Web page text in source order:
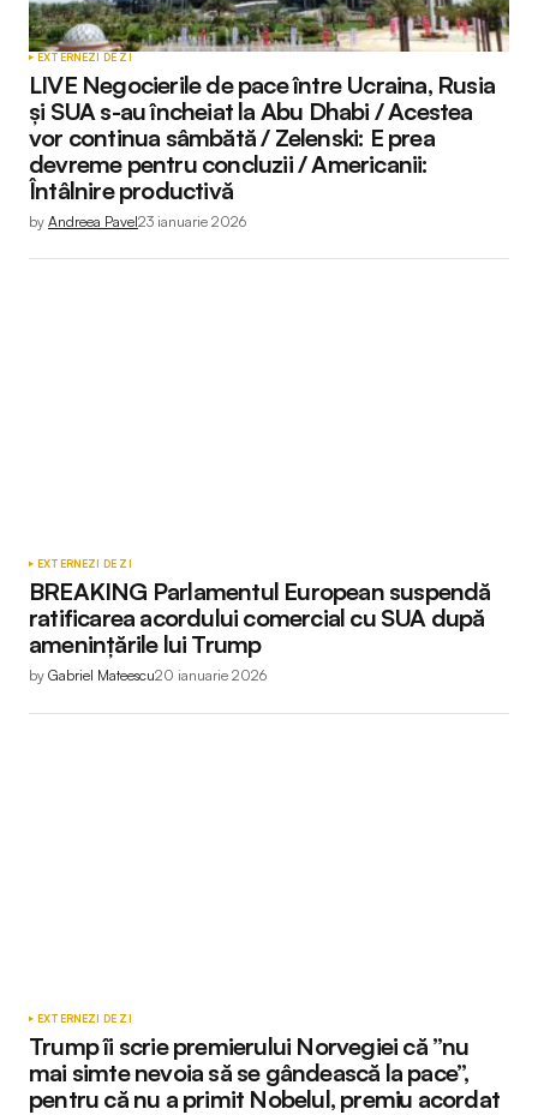
EXTERNEZI DE ZI
LIVE Negocierile de pace între Ucraina, Rusia
și SUA s-au încheiat la Abu Dhabi / Acestea
vor continua sâmbătă / Zelenski: E prea
devreme pentru concluzii / Americanii:
Întâlnire productivă
by Andreea Pavel23 ianuarie 2026
EXTERNEZI DE ZI
BREAKING Parlamentul European suspendă
ratificarea acordului comercial cu SUA după
amenințările lui Trump
by Gabriel Mateescu20 ianuarie 2026
EXTERNEZI DE ZI
Trump îi scrie premierului Norvegiei că ”nu
mai simte nevoia să se gândească la pace”,
pentru că nu a primit Nobelul, premiu acordat